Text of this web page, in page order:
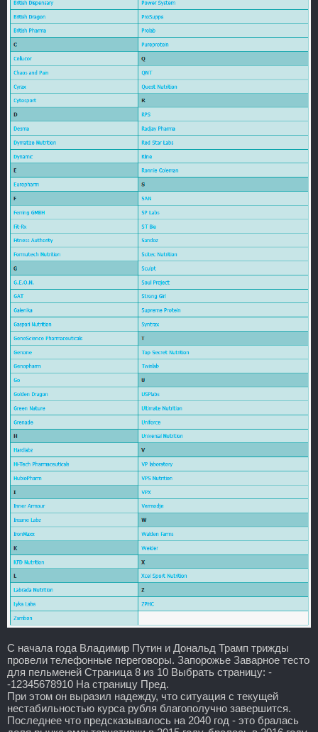
С начала года Владимир Путин и Дональд Трамп трижды
провели телефонные переговоры. Запорожье Заварное тесто
для пельменей Страница 8 из 10 Выбрать страницу: -
-12345678910 На страницу Пред.
При этом он выразил надежду, что ситуация с текущей
нестабильностью курса рубля благополучно завершится.
Последнее что предсказывалось на 2040 год - это бралась